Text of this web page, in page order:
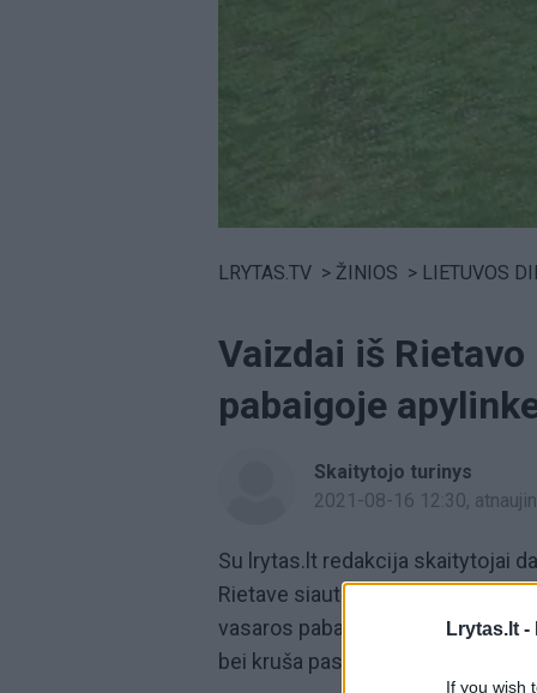
Lrytas.lt -
If you wish
LRYTAS.TV > ŽINIOS > LIETUVOS
Vaizdai iš
pabaigoje
Skaitytojo turinys
2021-08-16 12:30,
Su lrytas.lt redakcija skaitytojai
Rietave siautėjusi kruša.
vasaros pabaigoje jis gana
bei kruša pasiekė ir Joniškį.